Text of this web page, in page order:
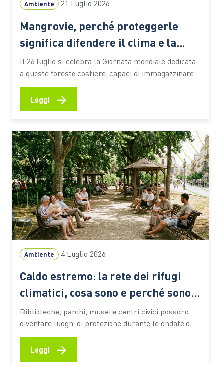
Ambiente 21 Luglio 2026
Mangrovie, perché proteggerle
significa difendere il clima e la
biodiversità
Il 26 luglio si celebra la Giornata mondiale dedicata
a queste foreste costiere, capaci di immagazzinare
CO2, attenuare gli effetti degli eventi estremi e
sostenere la vita e le economie di milioni di persone
Le mangrovie occupano una sottile fascia lungo le
territori…
Leggi →
Ambiente 4 Luglio 2026
Caldo estremo: la rete dei rifugi
climatici, cosa sono e perché sono
sempre più importanti
Biblioteche, parchi, musei e centri civici possono
diventare luoghi di protezione durante le ondate di
calore. Ecco come funzionano queste reti urbane,
quali benefici offrono alle persone più vulnerabili e
quali esperienze stanno prendendo forma anche in
Leggi →